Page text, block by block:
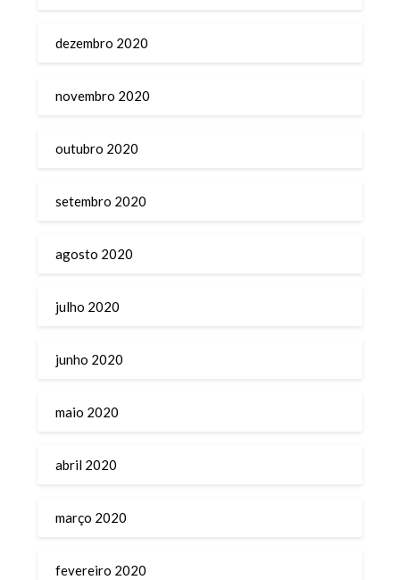
dezembro 2020
novembro 2020
outubro 2020
setembro 2020
agosto 2020
julho 2020
junho 2020
maio 2020
abril 2020
março 2020
fevereiro 2020